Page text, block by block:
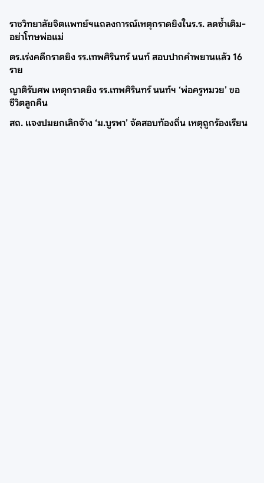
ราชวิทยาลัยจิตแพทย์ฯแถลงการณ์เหตุกราดยิงในร.ร. ลดซ้ำเติม-
อย่าโทษพ่อแม่
ตร.เร่งคดีกราดยิง รร.เทพศิรินทร์ นนท์ สอบปากคำพยานแล้ว 16
ราย
ญาติรับศพ เหตุกราดยิง รร.เทพศิรินทร์ นนท์ฯ ‘พ่อครูหมวย’ ขอ
ชีวิตลูกคืน
สถ. แจงปมยกเลิกจ้าง ‘ม.บูรพา’ จัดสอบท้องถิ่น เหตุถูกร้องเรียน